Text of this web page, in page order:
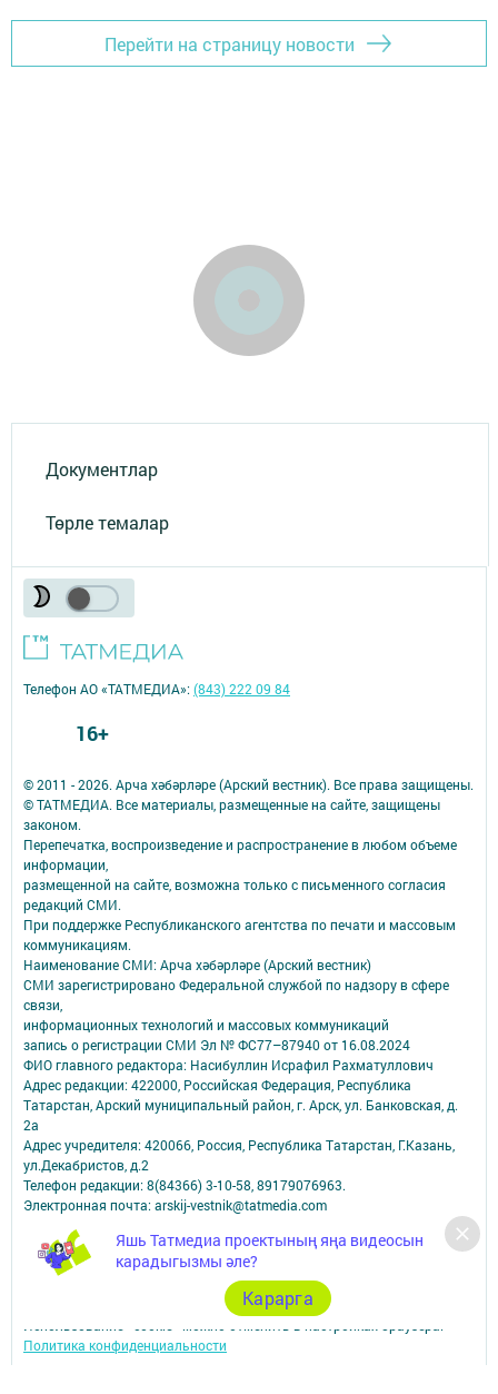
Перейти на страницу новости
Документлар
Төрле темалар
Яшь Татмедиа проектының яңа видеосын
карадыгызмы әле?
Карарга
© 2011 - 2026. Арча хәбәрләре (Арский вестник). Все права защищены.
© ТАТМЕДИА. Все материалы, размещенные на сайте, защищены
законом.
Перепечатка, воспроизведение и распространение в любом объеме
информации,
размещенной на сайте, возможна только с письменного согласия
редакций СМИ.
При поддержке Республиканского агентства по печати и массовым
коммуникациям.
Наименование СМИ: Арча хәбәрләре (Арский вестник)
СМИ зарегистрировано Федеральной службой по надзору в сфере
связи,
информационных технологий и массовых коммуникаций
запись о регистрации СМИ Эл № ФС77–87940 от 16.08.2024
ФИО главного редактора: Насибуллин Исрафил Рахматуллович
Адрес редакции: 422000, Российская Федерация, Республика
Татарстан, Арский муниципальный район, г. Арск, ул. Банковская, д.
2а
Адрес учредителя: 420066, Россия, Республика Татарстан, Г.Казань,
ул.Декабристов, д.2
Телефон редакции: 8(84366) 3-10-58, 89179076963.
Электронная почта: arskij-vestnik@tatmedia.com
Учредитель СМИ: АО «ТАТМЕДИА»
Антикоррупционная политика
АО «ТАТМЕДИА» использует «cookie»для персонализации сервисов и
удобства пользователей сайтом.
Использование «cookie» можно отменить в настройках браузера.
Политика конфиденциальности
Телефон АО «ТАТМЕДИА»:(843) 222 09 84
16+